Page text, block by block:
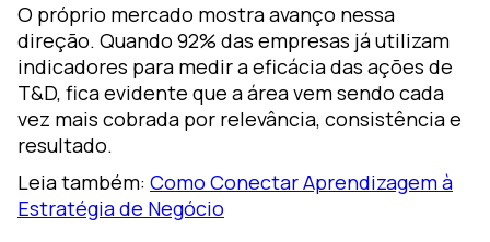
O próprio mercado mostra avanço nessa
direção. Quando 92% das empresas já utilizam
indicadores para medir a eficácia das ações de
T&D, fica evidente que a área vem sendo cada
vez mais cobrada por relevância, consistência e
resultado.
Leia também: Como Conectar Aprendizagem à
Estratégia de Negócio